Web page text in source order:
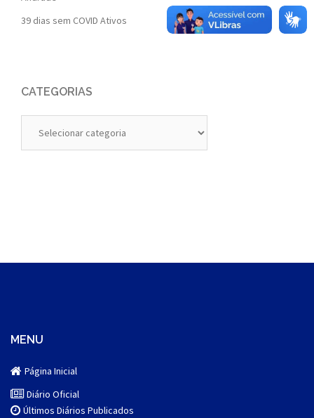
39 dias sem COVID Ativos
CATEGORIAS
MENU
Página Inicial
Diário Oficial
Últimos Diários Publicados